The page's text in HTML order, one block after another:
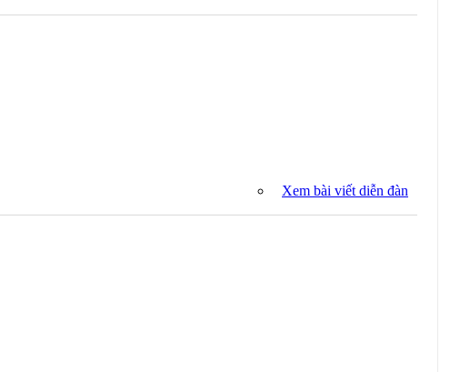
Xem bài viết diễn đàn